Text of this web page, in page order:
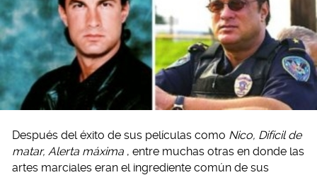
Después del éxito de sus películas como Nico, Difícil de
matar, Alerta máxima , entre muchas otras en donde las
artes marciales eran el ingrediente común de sus